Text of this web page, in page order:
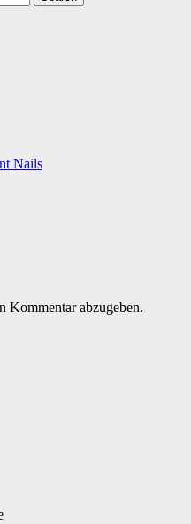
Nails
Kommentar abzugeben.